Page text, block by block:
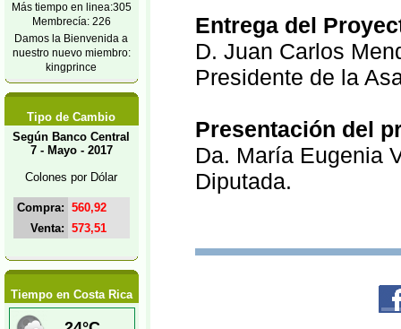
Más tiempo en linea:305
Membrecía: 226
Damos la Bienvenida a
nuestro nuevo miembro:
kingprince
Tipo de Cambio
Según Banco Central
7 - Mayo - 2017
Colones por Dólar
Compra: 560,92
Venta: 573,51
Tiempo en Costa Rica
Entrega del
D. Juan Carlos
Presidente de la
Presentación del
Da. María Eugenia
Diputada.